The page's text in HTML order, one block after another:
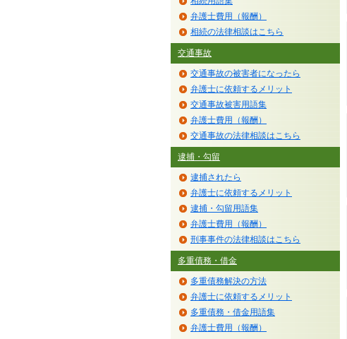
弁護士費用（報酬）
相続の法律相談はこちら
交通事故
交通事故の被害者になったら
弁護士に依頼するメリット
交通事故被害用語集
弁護士費用（報酬）
交通事故の法律相談はこちら
逮捕・勾留
逮捕されたら
弁護士に依頼するメリット
逮捕・勾留用語集
弁護士費用（報酬）
刑事事件の法律相談はこちら
多重債務・借金
多重債務解決の方法
弁護士に依頼するメリット
多重債務・借金用語集
弁護士費用（報酬）